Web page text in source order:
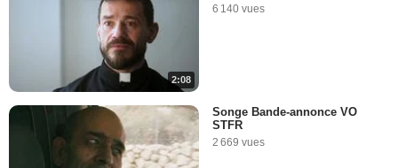
2:08
6 140 vues
Songe Bande-annonce VO
STFR
2 669 vues